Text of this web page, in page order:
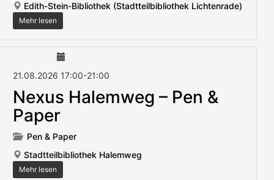
Edith-Stein-Bibliothek (Stadtteilbibliothek Lichtenrade)
Mehr lesen
21.08.2026 17:00-21:00
Nexus Halemweg – Pen &
Paper
Pen & Paper
Stadtteilbibliothek Halemweg
Mehr lesen